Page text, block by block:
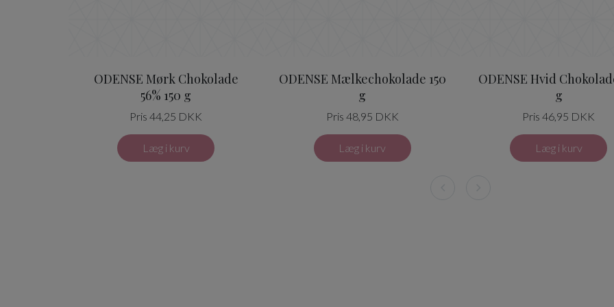
ODENSE Mørk Chokolade
56% 150 g
Pris 44,25 DKK
Læg i kurv
ODENSE Mælkechokolade 150
g
Pris 48,95 DKK
Læg i kurv
ODENSE Hvid
g
Pris 46,95 DKK
Læg i kurv